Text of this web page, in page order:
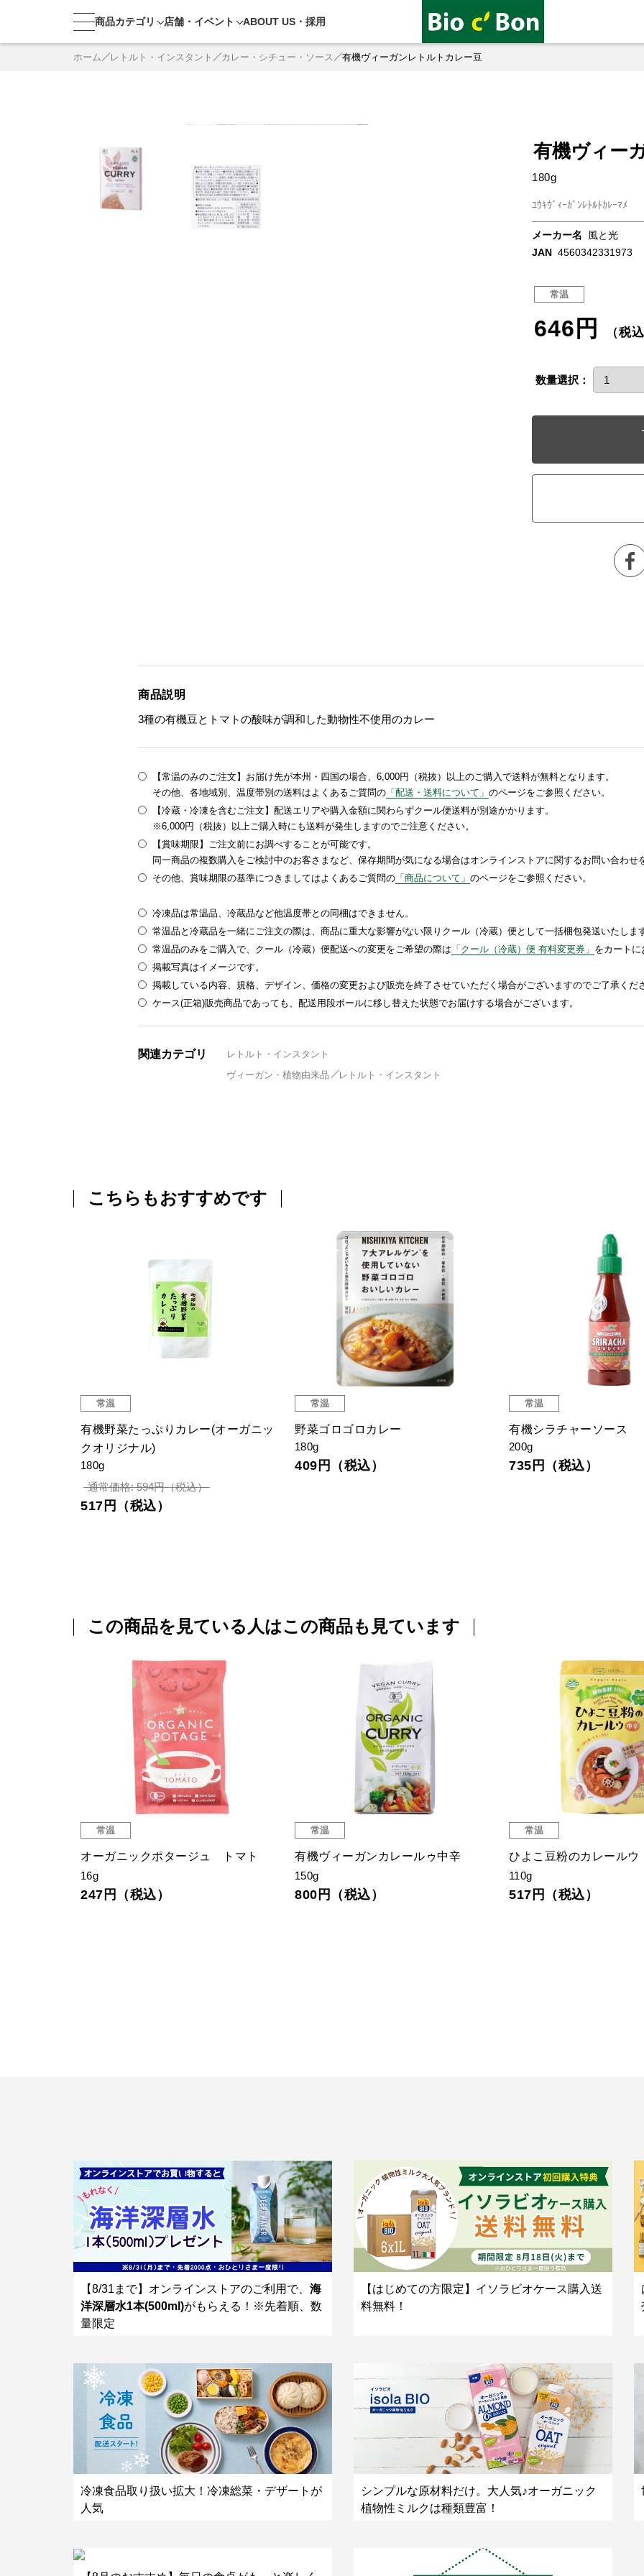
商品カテゴリ 店舗・ イベント ABOUT US・ 採用
ホーム レトルト・インスタント カレー・シチュー・ソース 有機ヴィーガンレトルトカレー豆
有機ヴィー
180g
ﾕｳｷｳﾞｨｰｶﾞﾝﾚﾄﾙﾄｶﾚｰﾏﾒ
メーカー名
風と光
JAN 4560342331973
常温
646円 （税
数量選択：
商品説明
3種の有機豆とトマトの酸味が調和した動物性不使用のカレー
【常温のみのご注文】お届け先が本州・四国の場合、6,000円（税抜）以上のご購入で送料が無料となります。
その他、各地域別、温度帯別の送料はよくあるご質問の 「配送・送料について」 のページをご参照ください。
【冷蔵・冷凍を含むご注文】配送エリアや購入金額に関わらずクール便送料が別途かかります。
※6,000円（税抜）以上ご購入時にも送料が発生しますのでご注意ください。
【賞味期限】ご注文前にお調べすることが可能です。
同一商品の複数購入をご検討中のお客さまなど、保存期間が気になる場合はオンラインストアに関するお問い合わせ
その他、賞味期限の基準につきましてはよくあるご質問の 「商品について」 のページをご参照ください。
冷凍品は常温品、冷蔵品など他温度帯との同梱はできません。
常温品と冷蔵品を一緒にご注文の際は、商品に重大な影響がない限りクール（冷蔵）便として一括梱包発送いたしま
常温品のみをご購入で、クール（冷蔵）便配送への変更をご希望の際は 「クール（冷蔵）便 有料変更券」 をカート
掲載写真はイメージです。
掲載している内容、規格、デザイン、価格の変更および販売を終了させていただく場合がございますのでご了承くだ
ケース(正箱)販売商品であっても、配送用段ボールに移し替えた状態でお届けする場合がございます。
関連カテゴリ
レトルト・インスタント
ヴィーガン・植物由来品
レトルト・インスタント
こちらもおすすめです
常温
有機野菜たっぷりカレー(オーガニッ
クオリジナル)
180g
通常価格: 594円（税込）
517円（税込）
常温
野菜ゴロゴロカレー
180g
409円（税込）
常温
有機シラチャーソース
200g
735円（税込）
この商品を見ている人はこの商品も見ています
常温
オーガニックポタージュ トマト
16g
247円（税込）
常温
有機ヴィーガンカレールゥ中辛
150g
800円（税込）
常温
ひよこ豆粉のカレールウ
110g
517円（税込）
【8/31まで】オンラインストアのご利用で、 海
洋深層水1本(500ml)がもらえる！※先着順、数
量限定
【はじめての方限定】イソラビオケース購入送
料無料！
冷凍食品取り扱い拡大！冷凍総菜・デザートが
人気
シンプルな原材料だけ。大人気♪オーガニック
植物性ミルクは種類豊富！